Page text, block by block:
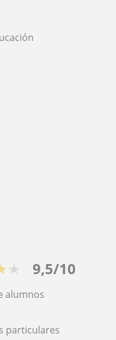
9,5/10
alumnos
particulares